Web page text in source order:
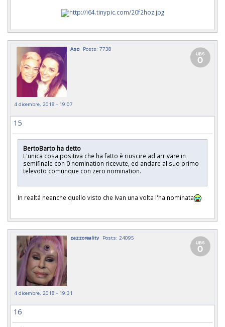
Asp Posts: 7738
4 dicembre, 2018 - 19:07
15
BertoBarto ha detto
L'unica cosa positiva che ha fatto è riuscire ad arrivare in
semifinale con 0 nomination ricevute, ed andare al suo primo
televoto comunque con zero nomination.
In realtá neanche quello visto che Ivan una volta l'ha nominata
pazzoreality Posts: 24095
4 dicembre, 2018 - 19:31
16